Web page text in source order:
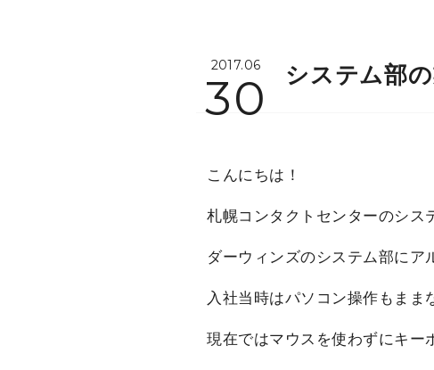
2017.06
30 システム部
こんにちは！
札幌コンタクトセンターのシス
ダーウィンズのシステム部にア
入社当時はパソコン操作もまま
現在ではマウスを使わずにキー